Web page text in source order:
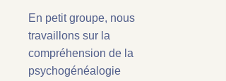
En petit groupe, nous
travaillons sur la
compréhension de la
psychogénéalogie